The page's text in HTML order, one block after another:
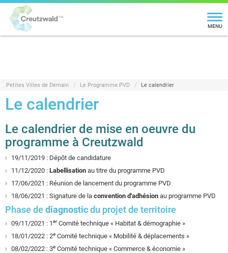
MENU
Petites Villes de Demain Le Programme PVD Le calendrier
Le calendrier
Le calendrier de mise en oeuvre du
programme à Creutzwald
19/11/2019 : Dépôt de candidature
11/12/2020 : Labellisation au titre du programme PVD
17/06/2021 : Réunion de lancement du programme PVD
18/06/2021 : Signature de la convention d'adhésion au programme PVD
Phase de diagnosticdu projet de territoire
09/11/2021 : 1erComité technique « Habitat & démographie »
18/01/2022 : 2e Comité technique « Mobilité & déplacements »
08/02/2022 : 3e Comité technique « Commerce & économie »